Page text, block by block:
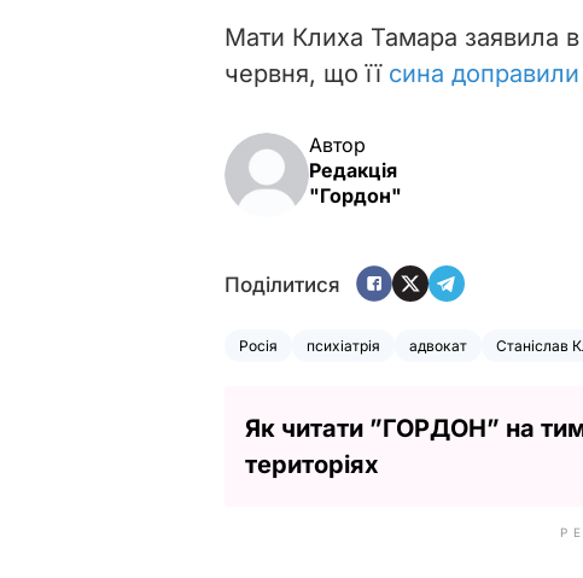
Мати Клиха Тамара заявила в
червня, що її сина доправили
Автор
Редакція
"Гордон"
Поділитися
Росія психіатрія адвокат Станіслав
Як читати ”ГОРДОН” на
територіях